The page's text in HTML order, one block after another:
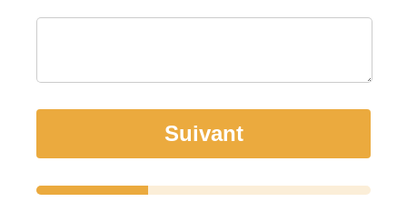
Suivant